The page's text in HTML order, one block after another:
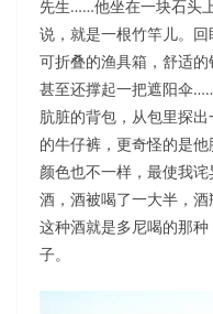
先生……他坐在一块石头
说，就是一根竹竿儿。
可折叠的渔具箱，舒适
甚至还撑起一把遮阳伞
肮脏的背包，从包里探
的牛仔裤，更奇怪的是
颜色也不一样，最使我
酒，酒被喝了一大半，酒
这种酒就是多尼喝的那
子。